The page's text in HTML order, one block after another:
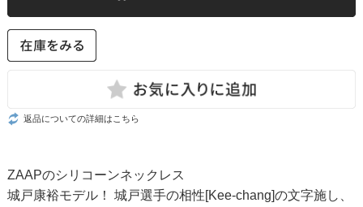
返品についての詳細はこちら
ZAAPのシリコーンネックレス
城戸康裕モデル！ 城戸選手の相性[Kee-chang]の文字施し、